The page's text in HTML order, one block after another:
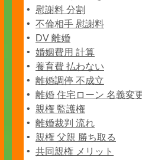
慰謝料 分割
不倫相手 慰謝料
DV 離婚
婚姻費用 計算
養育費 払わない
離婚調停 不成立
離婚 住宅ローン 名義変
親権 監護権
離婚裁判 流れ
親権 父親 勝ち取る
共同親権 メリット